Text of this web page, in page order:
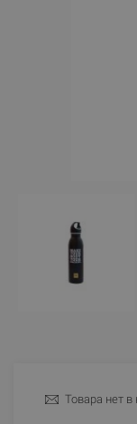
Товара нет в